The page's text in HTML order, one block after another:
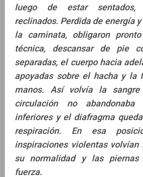
luego de estar sentados,
reclinados. Perdida de energía
la caminata, obligaron
técnica, descansar de pie
separadas, el cuerpo hacia
apoyadas sobre el hacha y la
manos. Así volvía la
circulación no abandonaba
inferiores y el diafragma
respiración. En esa
inspiraciones violentas volvían
su normalidad y las piernas
fuerza.